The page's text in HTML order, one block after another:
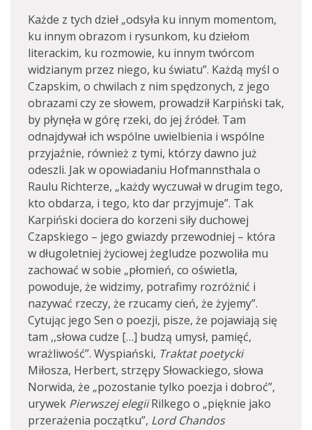
Każde z tych dzieł „odsyła ku innym momentom,
ku innym obrazom i rysunkom, ku dziełom
literackim, ku rozmowie, ku innym twórcom
widzianym przez niego, ku światu”. Każdą myśl o
Czapskim, o chwilach z nim spędzonych, z jego
obrazami czy ze słowem, prowadził Karpiński tak,
by płynęła w górę rzeki, do jej źródeł. Tam
odnajdywał ich wspólne uwielbienia i wspólne
przyjaźnie, również z tymi, którzy dawno już
odeszli. Jak w opowiadaniu Hofmannsthala o
Raulu Richterze, „każdy wyczuwał w drugim tego,
kto obdarza, i tego, kto dar przyjmuje”. Tak
Karpiński dociera do korzeni siły duchowej
Czapskiego – jego gwiazdy przewodniej – która
w długoletniej życiowej żegludze pozwoliła mu
zachować w sobie „płomień, co oświetla,
powoduje, że widzimy, potrafimy rozróżnić i
nazywać rzeczy, że rzucamy cień, że żyjemy”.
Cytując jego Sen o poezji, pisze, że pojawiają się
tam ,,słowa cudze […] budzą umysł, pamięć,
wrażliwość”. Wyspiański, Traktat poetycki
Miłosza, Herbert, strzępy Słowackiego, słowa
Norwida, że „pozostanie tylko poezja i dobroć”,
urywek Pierwszej elegiiRilkego o „pięknie jako
przerażenia początku”, Lord Chandos